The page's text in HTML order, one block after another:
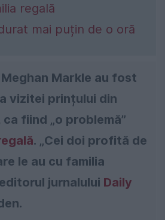
regală
mai puțin de o oră
Markle au fost
vizitei prințului din
fiind „o problemă”
. „Cei doi profită de
le au cu familia
jurnalului Daily